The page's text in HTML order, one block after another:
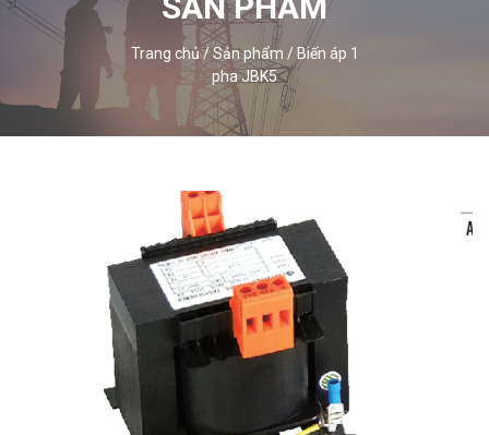
Trang chủ/Sản phẩm /Biến áp 1
pha JBK5